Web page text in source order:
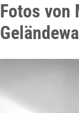
Fotos von